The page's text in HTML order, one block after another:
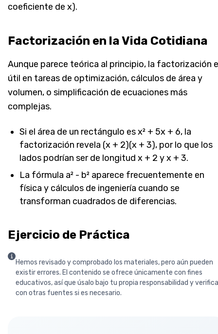
coeficiente de x).
Factorización en la Vida Cotidiana
Aunque parece teórica al principio, la factorización
útil en tareas de optimización, cálculos de área y
volumen, o simplificación de ecuaciones más
complejas.
Si el área de un rectángulo es x² + 5x + 6, la
factorización revela (x + 2)(x + 3), por lo que los
lados podrían ser de longitud x + 2 y x + 3.
La fórmula a² - b² aparece frecuentemente en
física y cálculos de ingeniería cuando se
transforman cuadrados de diferencias.
Ejercicio de Práctica
Hemos revisado y comprobado los materiales, pero aún pueden
existir errores. El contenido se ofrece únicamente con fines
educativos, así que úsalo bajo tu propia responsabilidad y verifica
con otras fuentes si es necesario.